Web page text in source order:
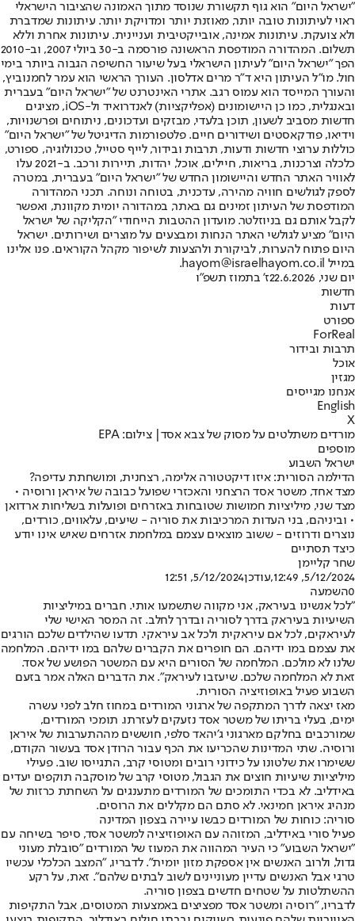
"ישראל היום" הוא גוף תקשורת שנוסד מתוך האמונה שהציבור הישראלי
ראוי לעיתונות טובה יותר, מאוזנת יותר ומדויקת יותר. עיתונות שמדברת
ולא צועקת. עיתונות אמינה, אובייקטיבית ועניינית. עיתונות אחרת וללא
תשלום. המהדורה המודפסת הראשונה פורסמה ב-30 ביולי 2007, וב-2010
הפך "ישראל היום" לעיתון הישראלי בעל שיעור החשיפה הגבוה ביותר בימי
חול. מו"ל העיתון היא ד"ר מרים אדלסון. העורך הראשי הוא עמר לחמנוביץ,
והעורך המייסד הוא עמוס רגב. אתרי האינטרנט של "ישראל היום" בעברית
ובאנגלית, כמו כן היישומונים (אפליקציות) לאנדרואיד ול-iOS, מציגים
חדשות מסביב לשעון, תוכן בלעדי, מבזקים ועדכונים, ניתוחים ופרשנויות,
וידיאו, פודקאסטים ושידורים חיים. פלטפורמות הדיגיטל של "ישראל היום"
כוללות ערוצי חדשות ודעות, תרבות ובידור, לייף סטייל, טכנולוגיה, ספורט,
כלכלה וצרכנות, בריאות, חיילים, אוכל, יהדות, תיירות ורכב. ב-2021 עלו
לאוויר האתר החדש והיישומון החדש של "ישראל היום" בעברית, במטרה
לספק לגולשים חוויה מהירה, עדכנית, בטוחה ונוחה. תכני המהדורה
המודפסת של העיתון זמינים גם באתר, במהדורה יומית מקוונת, ואפשר
לקבל אותם גם בניוזלטר. מועדון ההטבות הייחודי "הקליקה של ישראל
היום" מציע לגולשי האתר הנחות ומבצעים על מוצרים ושירותים. ישראל
היום פתוח להערות, לביקורת ולהצעות לשיפור מקהל הקוראים. פנו אלינו
במייל hayom@israelhayom.co.il.
יום שני, 22.6.2026
ז' בתמוז תשפ"ו
חדשות
דעות
ספורט
ForReal
תרבות ובידור
אוכל
מגזין
אנחנו מגייסים
English
X
מורדים משתלטים על מסוק של צבא אסד| צילום: EPA
מוספים
ישראל השבוע
הדילמה הסורית: איזו דיקטטורה אלימה, רצחנית, ומושחתת עדיפה?
מצד אחד, משטר אסד הרצחני והאכזרי שפועל כבובה של איראן ורוסיה •
מצד שני, מיליציות חמושות שטובחות באזרחים ופועלות בשליחות ארדואן
• וביניהם, בני העדות המרכיבות את סוריה - שיעים, עלאווים, כורדים,
נוצרים ודרוזים - ששוב מוצאים עצמם במלחמת אזרחים שאיש אינו יודע
כיצד תסתיים
שחר קליימן
5/12/2024, 12:49
,עודכן5/12/2024, 12:51
0השמעה
"לכל אנשינו בעיראק, אני מקווה שתשמעו אותי. חברים במיליציות
השיעיות בעיראק בדרך לסוריה ובדרך לחלב. זה המסר האישי שלי
לעיראקים, לכל אם עיראקית ולכל אב עיראקי. תדעו שהילדים שלכם הורגים
את עצמם במו ידיהם. הם חופרים את הקברים שלהם במו ידיהם. המלחמה
שלנו לא מולכם. המלחמה של הסורים היא עם המשטר הפושע של אסד.
זאת לא המלחמה שלכם. שיעזבו לעיראק". את הדברים האלה אמר בזעם
השבוע פעיל באופוזיציה הסורית.
מאז יצאה לדרך המתקפה של ארגוני המורדים במחוז חלב לפני עשרה
ימים, בעלי בריתו של משטר אסד נזעקים לעזרתו. תומכי המורדים,
שמורכבים בחלקם מארגוני ג'יהאד סלפי, חוששים מההתערבות של איראן
ורוסיה. שתי המדינות שהכריעו את הכף עבור הרודן אסד בעשור הקודם,
ששימרו את שלטונו על כידוני רובים ומטוסי קרב, התגייסו שוב. פעילי
מיליציות שיעיות חוצים את הגבול, מטוסי קרב של מוסקבה תוקפים יעדים
באידליב. לא בכדי התומכים של המורדים מתענגים על השחתת כרזות של
מנהיג איראן חמינאי. לא סתם הם מקללים את הרוסים.
סוריה: כוחות של המורדים כבשו עיירה בצפון המדינה
פעיל סורי באידליב, המזוהה עם האופוזיציה למשטר אסד, סיפר בשיחה עם
"ישראל השבוע" כי העיר המהווה את המעוז של המורדים "סובלת מעוני
גדול, ולרוב האנשים אין אספקת מזון יומית". לדבריו, "המצב הכלכלי עכשיו
טרגי אבל האנשים עדיין מעוניינים לשוב לבתים שלהם". זאת, על רקע
ההשתלטות על שטחים חדשים בצפון סוריה.
לדבריו, "רוסיה ומשטר אסד מפציצים באמצעות המטוסים, אבל התקיפות